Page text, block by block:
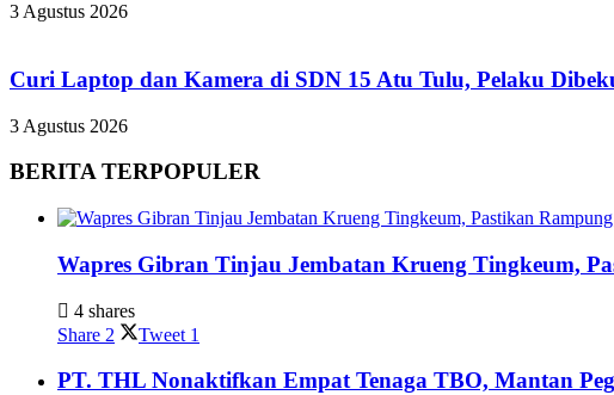
3 Agustus 2026
Curi Laptop dan Kamera di SDN 15 Atu Tulu, Pelaku
3 Agustus 2026
BERITA TERPOPULER
Wapres Gibran Tinjau Jembatan Krueng Tingkeum,
4 shares
Share 2 Tweet 1
PT. THL Nonaktifkan Empat Tenaga TBO, Mantan